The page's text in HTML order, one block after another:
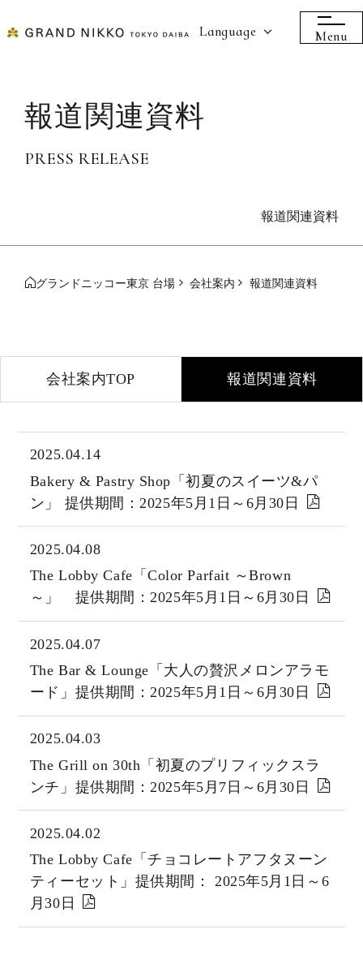
Language Menu
報道関連資料
PRESS RELEASE
報道関連資料
グランドニッコー東京 台場 会社案内 報道関連資料
会社案内TOP 報道関連資料
2025.04.14
Bakery & Pastry Shop「初夏のスイーツ&パ
ン」 提供期間：2025年5月1日～6月30日
2025.04.08
The Lobby Cafe「Color Parfait ～Brown
～」 提供期間：2025年5月1日～6月30日
2025.04.07
The Bar & Lounge「大人の贅沢メロンアラモ
ード」提供期間：2025年5月1日～6月30日
2025.04.03
The Grill on 30th「初夏のプリフィックスラ
ンチ」提供期間：2025年5月7日～6月30日
2025.04.02
The Lobby Cafe「チョコレートアフタヌーン
ティーセット」提供期間： 2025年5月1日～6
月30日